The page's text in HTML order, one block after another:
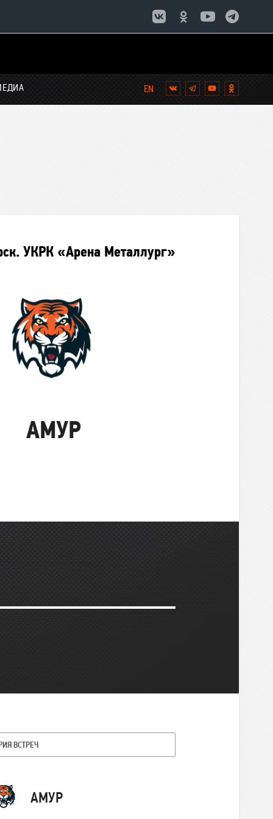
Вконтакте
Telegram
YouTube
УКРК «Арена Металлург»
Амур
АМУР
ВСТРЕЧ
АМУР